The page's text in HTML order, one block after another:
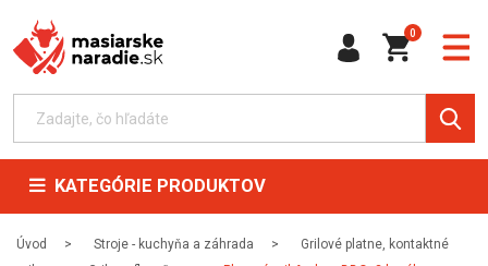
0
KATEGÓRIE PRODUKTOV
Úvod Stroje - kuchyňa a záhrada
Grilové platne, kontaktné